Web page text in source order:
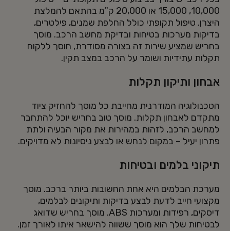
10,000, 15,000 או 20,000 ק"מ בהתאם להמלצת
היצרן. טיפול תקופתי כולל החלפת שמנים, פילטרים,
בדיקות מערכות בטיחות ובדיקת מחשב הרכב. מוסך
בחריש שמציע שירות זה בצורה מסודרת, חוסך ללקוח
תקלות עתידיות ושומר על הרכב במצב תקין.
אבחון ותיקון תקלות
הטכנולוגיה המודרנית מחייבת כל מוסך להחזיק ציוד
מתקדם לאבחון תקלות. מוסך טוב בחריש יוכל להתחבר
למחשב הרכב, לזהות במהירות את מקור הבעיה ולתת
פתרון יעיל – במקום לנחש או לבצע ניסיונות לא מדויקים.
תיקוני בלמים ובטיחות
מערכת הבלמים היא אחת החשובות ביותר ברכב. מוסך
מקצועי חייב לדעת לבצע בדיקות ותיקונים לבלמים,
דיסקים, רפידות ומערכות ABS. מוסך בחריש שדואג
לבטיחות שלך הוא מוסך ששווה להישאר איתו לאורך זמן.